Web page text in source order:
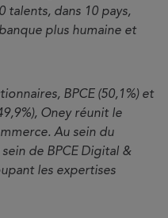
talents, dans 10 pays,
plus humaine et
BPCE (50,1%) et
Oney réunit le
Au sein du
de BPCE Digital &
les expertises